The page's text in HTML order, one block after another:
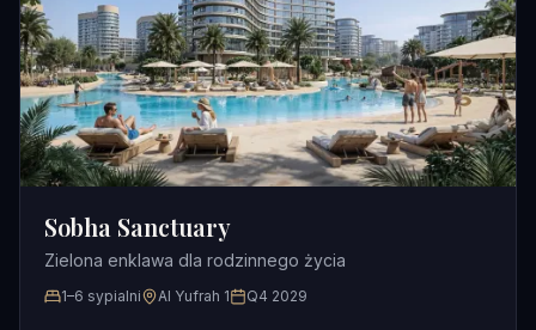
Sobha Sanctuary
Zielona enklawa dla rodzinnego życia
1–6 sypialni Al Yufrah 1 Q4 2029